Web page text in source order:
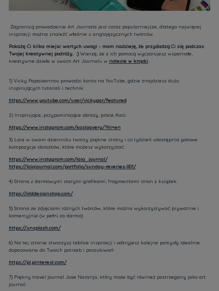
Zagranicą prowadzenie Art Journala jest coraz popularniejsze, dlatego najwięcej
inspiracji można znaleźć właśnie u anglojęzycznych twórców.
Pokażę Ci kilka miejsc wartych uwagi - mam nadzieję, że przydadzą Ci się podczas
Twojej kreatywnej podróży. :)Wierzę, że z ich pomocą wyczarujesz wspaniałe,
kreatywne dzieła w swoim Art Journalu w notesie w kropki.
1) Vicky Papaioannou prowadzi konto na YouTube, gdzie znajdziesz dużo
inspirujących tutoriali i technik:
https://www.youtube.com/user/vickypgr/featured
2) Inspirujące, przypominające obrazy, prace Kasi:
https://www.instagram.com/kasiaavery/?hl=en
3) Laia w swoim dzienniku tworzy piękne strony i co tydzień udostępnia gotowe
kompozycje obrazków, które możesz wykorzystać:
https://www.instagram.com/laia_journal/
https://laiajournal.com/portfolio/sunday-reveries-001/
4) Strona z darmowymi starymi grafikami, fragmentami stron z książek:
https://olddesignshop.com/
5) Strona ze zdjęciami różnych twórców, które można wykorzystywać prywatnie i
komercyjnie (w pełni za darmo):
https://unsplash.com/
6) Na tej stronie stworzysz tablice inspiracji i odkryjesz kolejne pomysły idealnie
dopasowane do Twoich potrzeb i poszukiwań:
https://pl.pinterest.com/
7) Piękny travel journal Jose Naranja, który może być również postrzegany jako art
journal: